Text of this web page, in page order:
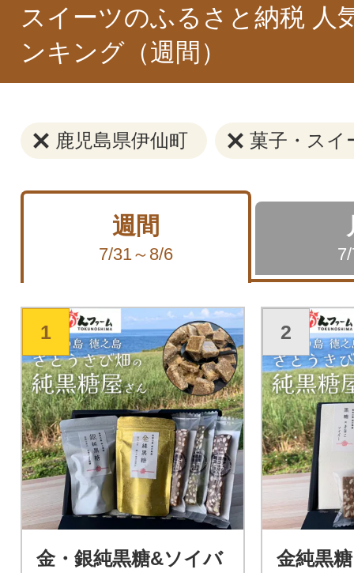
スイーツのふるさと納税 人
ンキング（週間）
鹿児島県伊仙町 菓子・スイ
週間
7/31～8/6
1
金・銀純黒糖&ソイバ
2
金純黒